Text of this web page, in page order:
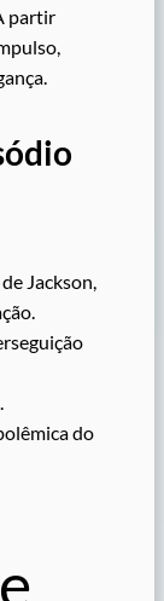
partir
Jackson,
do